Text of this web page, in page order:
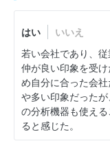
はい
いいえ
若い会社であり、従
仲が良い印象を受
め自分に合った会
や多い印象だった
の分析機器も使え
ると感じた。